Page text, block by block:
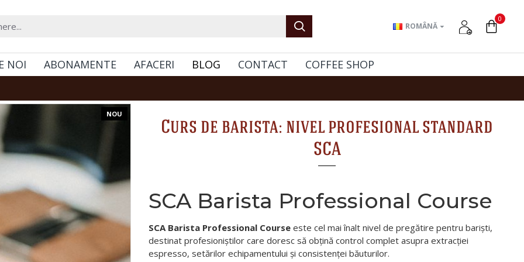
ROMÂNĂ
0
NOI ABONAMENTE AFACERI BLOG CONTACT COFFEE SHOP
NOU
Curs de barista: nivel profesional standard
SCA
SCA Barista Professional Course
SCA Barista Professional Course este cel mai înalt nivel de pregătire pentru bariști,
destinat profesioniștilor care doresc să obțină control complet asupra extracției
espresso, setărilor echipamentului și consistenței băuturilor.